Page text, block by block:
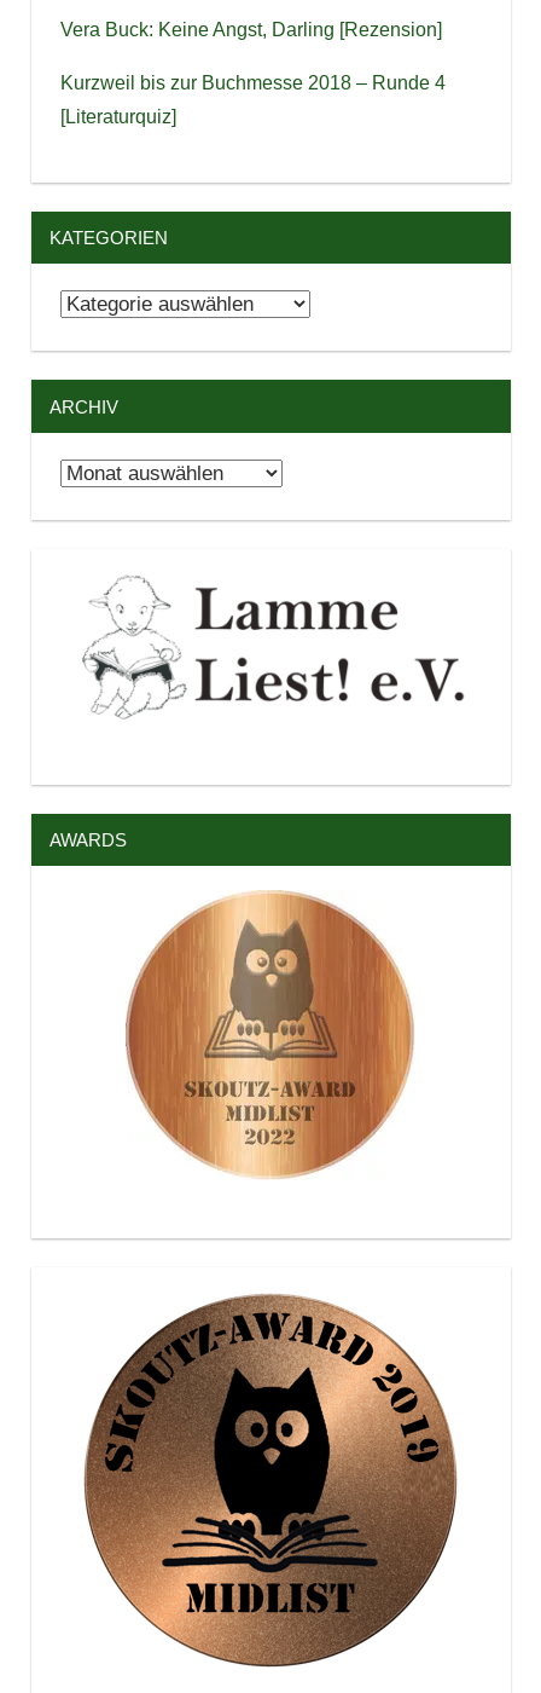
Vera Buck: Keine Angst, Darling [Rezension]
Kurzweil bis zur Buchmesse 2018 – Runde 4
[Literaturquiz]
KATEGORIEN
Kategorien
ARCHIV
Archiv
AWARDS